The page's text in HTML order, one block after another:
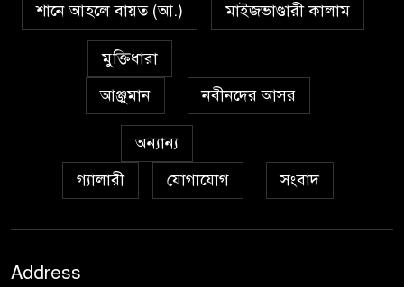
প্রেমাস্পদের গলি
অঞ্চল ভিত্তিক জশনে জুলূসে ঈদে
মিলাদুন্নবী এর গুরুত্ব
আইয়ূবীদের গ্রীবায় মারওয়ানী
১০
শানে আহলে বায়ত (আ.)
মাইজভাণ্ডারী কালাম
মুক্তিধারা
আঞ্জুমান
নবীনদের আসর
অন্যান্য
গ্যালারী
যোগাযোগ সংবাদ
Address